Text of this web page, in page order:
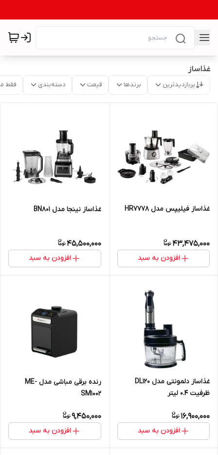
غذاساز
پربازدیدترین برندها قیمت دسته‌بندی فقط
غذاساز فیلیپس مدل HR7778
43,475,000
افزودن به سبد
غذاساز نینجا مدل BN801
45,500,000
افزودن به سبد
غذاساز دلمونتی مدل DL120
ظرفیت ۰.۴ لیتر
16,900,000
افزودن به سبد
رنده برقی مباشی مدل ME-
SM1002
9,450,000
افزودن به سبد